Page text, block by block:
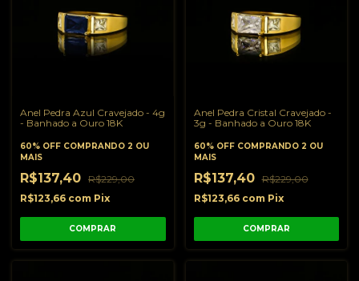
Anel Pedra Azul Cravejado - 4g
- Banhado a Ouro 18K
60% OFF COMPRANDO 2 OU
MAIS
R$137,40 R$229,00
R$123,66 com Pix
COMPRAR
Anel Pedra Cristal Cravejado -
3g - Banhado a Ouro 18K
60% OFF COMPRANDO 2 OU
MAIS
R$137,40 R$229,00
R$123,66 com Pix
COMPRAR